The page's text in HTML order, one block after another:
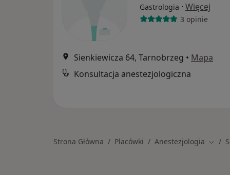
Gastrologia · Więcej
3 opinie
Sienkiewicza 64, Tarnobrzeg • Mapa
Konsultacja anestezjologiczna
Strona Główna Placówki Anestezjologia